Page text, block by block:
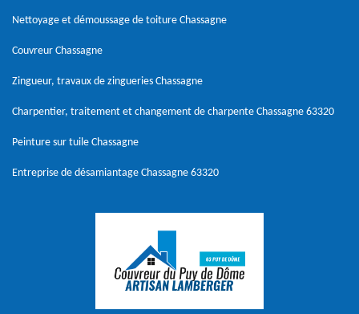
Nettoyage et démoussage de toiture Chassagne
Couvreur Chassagne
Zingueur, travaux de zingueries Chassagne
Charpentier, traitement et changement de charpente Chassagne 63320
Peinture sur tuile Chassagne
Entreprise de désamiantage Chassagne 63320